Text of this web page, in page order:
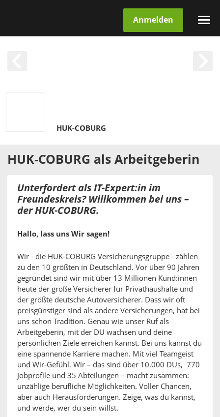
Anmelden
HUK-COBURG
HUK-COBURG als Arbeitgeberin
Unterfordert als IT-Expert:in im
Freundeskreis? Willkommen bei uns –
der HUK-COBURG.
Hallo, lass uns Wir sagen!
Wir - die HUK-COBURG Versicherungsgruppe - zählen
zu den 10 größten in Deutschland. Vor über 90 Jahren
gegründet sind wir mit über 13 Millionen Kund:innen
heute der große Versicherer für Privathaushalte und
der größte deutsche Autoversicherer. Dass wir oft
preisgünstiger sind als andere Versicherungen, hat bei
uns schon Tradition. Genau wie unser Ruf als
Arbeitgeberin, mit der DU wachsen und deine
persönlichen Ziele erreichen kannst. Bei uns kannst du
eine spannende Karriere machen. Mit viel Teamgeist
und Wir-Gefühl. Wir – das sind über 10.000 DUs, 770
Jobprofile und 35 Abteilungen – macht zusammen:
unzählige berufliche Möglichkeiten. Voller Chancen,
aber auch Herausforderungen. Zeige, was du kannst,
und werde, wer du sein willst.